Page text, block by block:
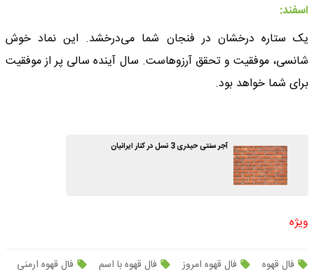
اسفند:
یک ستاره درخشان در فنجان شما می‌درخشد. این نماد خوش
شانسی، موفقیت و تحقق آرزوهاست. سال آینده سالی پر از موفقیت
برای شما خواهد بود.
آجر سنتی حیدری 3 نسل در کنار ایرانیان
ویژه
فال قهوه فال قهوه امروز فال قهوه با اسم
فال قهوه ارمنی